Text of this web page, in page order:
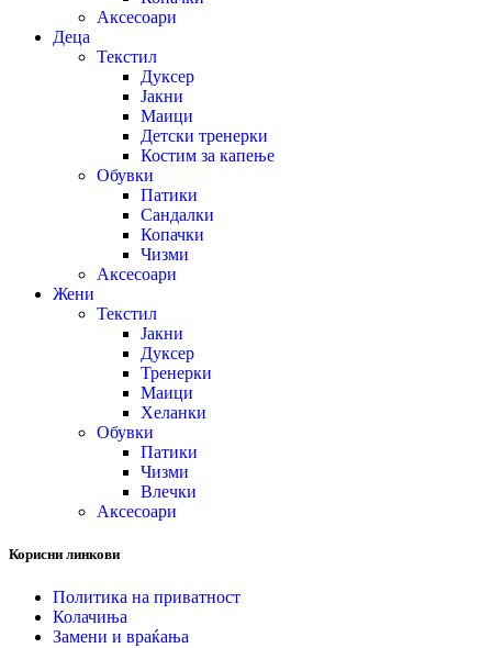
Аксесоари
Деца
Текстил
Дуксер
Јакни
Маици
Детски тренерки
Костим за капење
Обувки
Патики
Сандалки
Копачки
Чизми
Аксесоари
Жени
Текстил
Јакни
Дуксер
Тренерки
Маици
Хеланки
Обувки
Патики
Чизми
Влечки
Аксесоари
Корисни линкови
Политика на приватност
Колачиња
Замени и враќања